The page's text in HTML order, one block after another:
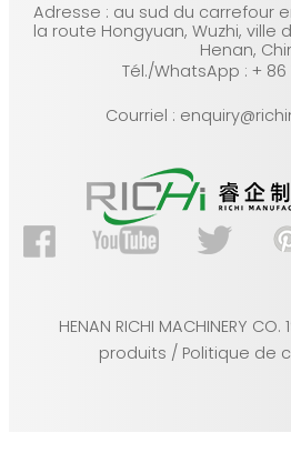
Adresse : au sud du carrefour
la route Hongyuan, Wuzhi, ville
Henan,
Tél./WhatsApp : + 86
Courriel :
HENAN RICHI MACHINERY
produits / Politique de